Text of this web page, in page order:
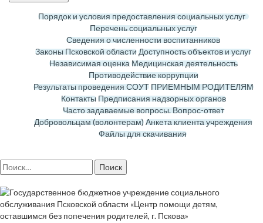
Порядок и условия предоставления социальных услуг
Перечень социальных услуг
Сведения о численности воспитанников
Законы Псковской областиДоступность объектов и услуг
Независимая оценка Медицинская деятельность
Противодействие коррупции
Результаты проведения СОУТ ПРИЕМНЫМ РОДИТЕЛЯМ
Контакты Предписания надзорных органов
Часто задаваемые вопросы. Вопрос-ответ
Добровольцам (волонтерам)Анкета клиента учреждения
Файлы для скачивания
Найти: